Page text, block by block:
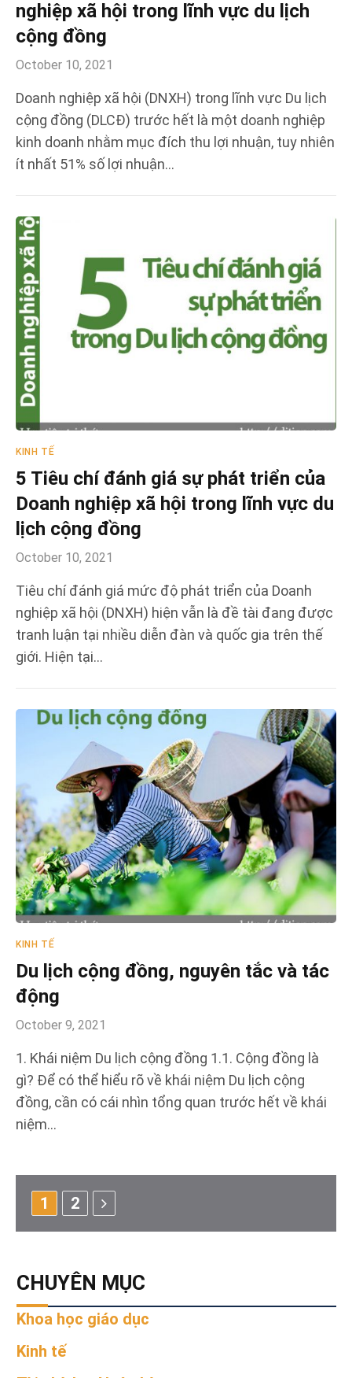
nghiệp xã hội trong lĩnh vực du lịch
cộng đồng
October 10, 2021
Doanh nghiệp xã hội (DNXH) trong lĩnh vực Du lịch
cộng đồng (DLCĐ) trước hết là một doanh nghiệp
kinh doanh nhằm mục đích thu lợi nhuận, tuy nhiên
ít nhất 51% số lợi nhuận…
KINH TẾ
5 Tiêu chí đánh giá sự phát triển của
Doanh nghiệp xã hội trong lĩnh vực du
lịch cộng đồng
October 10, 2021
Tiêu chí đánh giá mức độ phát triển của Doanh
nghiệp xã hội (DNXH) hiện vẫn là đề tài đang được
tranh luận tại nhiều diễn đàn và quốc gia trên thế
giới. Hiện tại…
KINH TẾ
Du lịch cộng đồng, nguyên tắc và tác
động
October 9, 2021
1. Khái niệm Du lịch cộng đồng 1.1. Cộng đồng là
gì? Để có thể hiểu rõ về khái niệm Du lịch cộng
đồng, cần có cái nhìn tổng quan trước hết về khái
niệm…
1 2 Next
CHUYÊN MỤC
Khoa học giáo dục
Kinh tế